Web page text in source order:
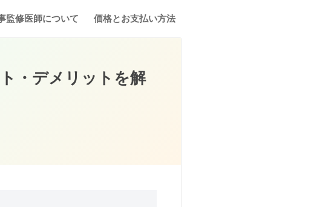
監修医師について 価格とお支払い方法
・デメリットを解